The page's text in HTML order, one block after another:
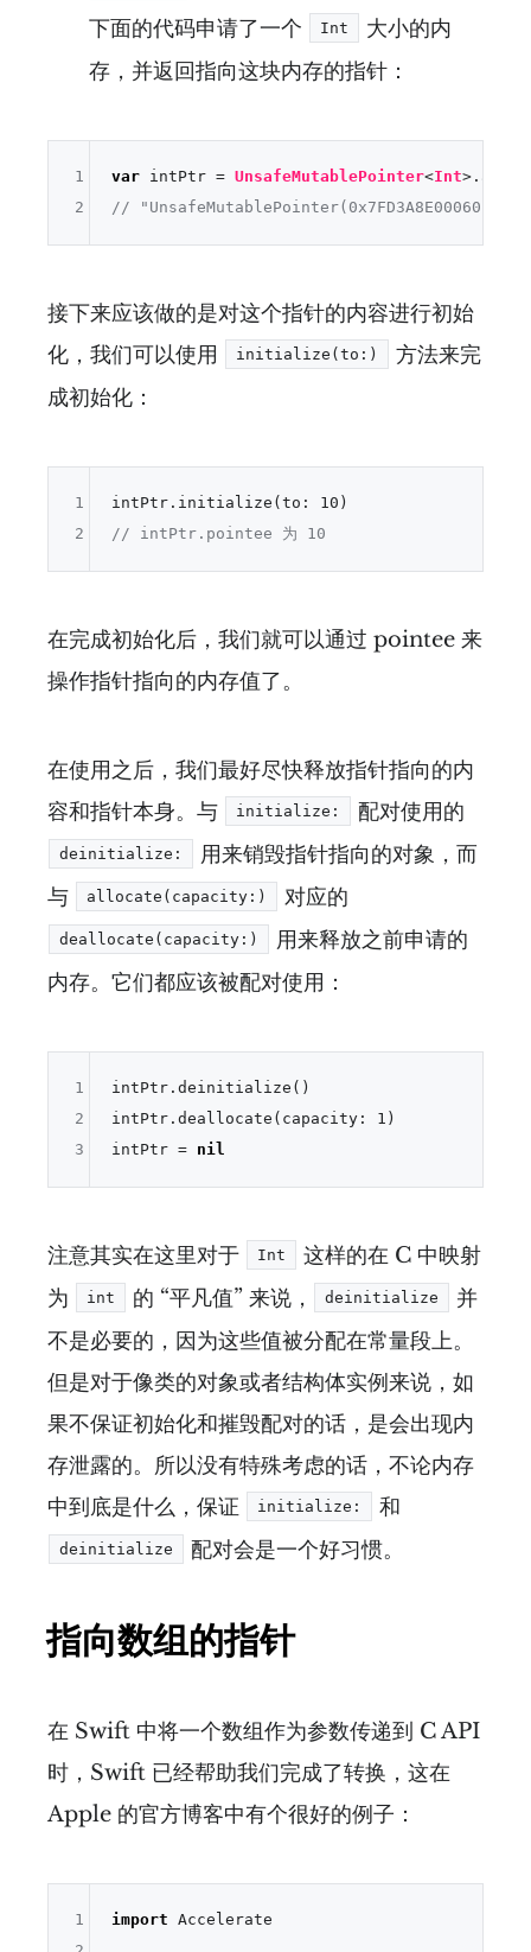
下面的代码申请了一个
Int
大小的内
存，并返回指向这块内存的指针：
var intPtr = UnsafeMutablePointer<Int
// "UnsafeMutablePointer(0x7FD3A8E00060)"
1
2
接下来应该做的是对这个指针的内容进行初始
化，我们可以使用
initialize(to:)
方法来完
成初始化：
intPtr.initialize(to: 10
// intPtr.pointee 为 10
1
2
在完成初始化后，我们就可以通过 pointee 来
操作指针指向的内存值了。
在使用之后，我们最好尽快释放指针指向的内
容和指针本身。与
initialize: 配对使用的
deinitialize:
用来销毁指针指向的对象，而
与
allocate(capacity:) 对应的
deallocate(capacity:)
用来释放之前申请的
内存。它们都应该被配对使用：
intPtr.deinitialize()
intPtr.deallocate(capacity: 1 )
intPtr = nil
1
2
3
注意其实在这里对于 Int
这样的在 C 中映射
为
int 的 “平凡值” 来说， deinitialize
并
不是必要的，因为这些值被分配在常量段上。
但是对于像类的对象或者结构体实例来说，如
果不保证初始化和摧毁配对的话，是会出现内
存泄露的。所以没有特殊考虑的话，不论内存
中到底是什么，保证
initialize: 和
deinitialize 配对会是一个好习惯。
指向数组的指针
在 Swift 中将一个数组作为参数传递到 C API
时，Swift 已经帮助我们完成了转换，这在
Apple 的官方博客中有个很好的例子：
import Accelerate
1